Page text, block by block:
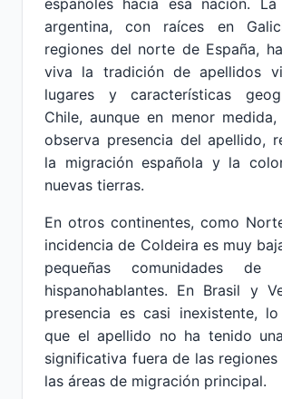
españoles hacia esa nación. La
argentina, con raíces en
regiones del norte de España,
viva la tradición de apellidos
lugares y características
Chile, aunque en menor
observa presencia del apellido,
la migración española y la
nuevas tierras.
En otros continentes, como
incidencia de Coldeira es muy
pequeñas comunidades de
hispanohablantes. En Brasil y
presencia es casi inexistente,
que el apellido no ha tenido
significativa fuera de las
las áreas de migración principal.